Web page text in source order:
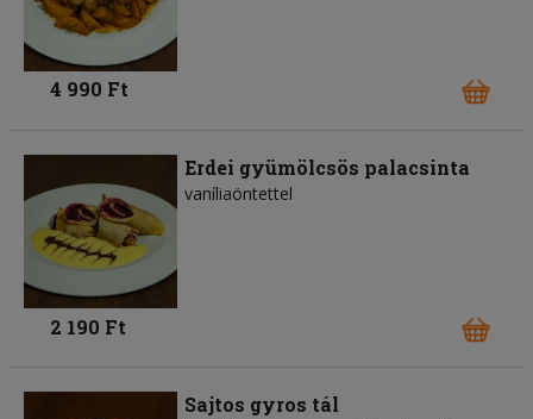
4 990 Ft
Erdei gyümölcsös palacsinta
vaníliaöntettel
2 190 Ft
Sajtos gyros tál